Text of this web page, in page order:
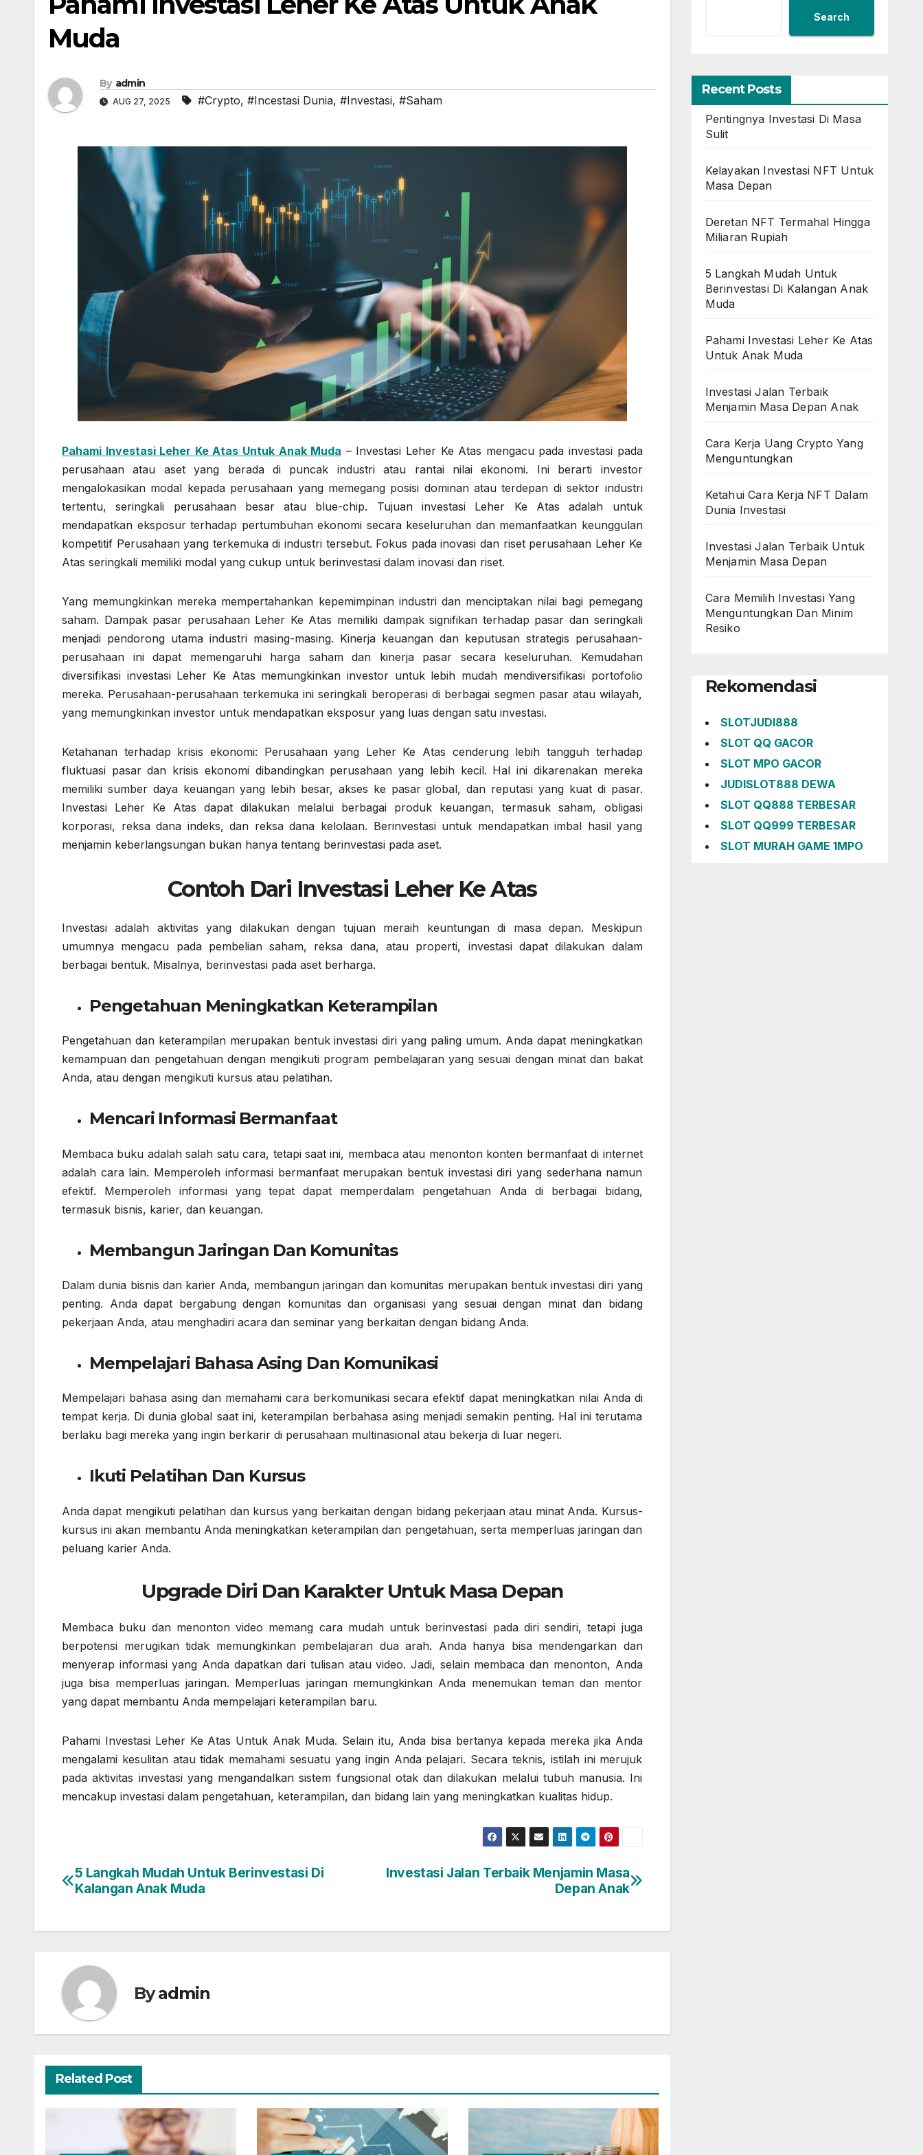
Muda
By admin
AUG 27, 2025 #Crypto, #Incestasi Dunia, #Investasi, #Saham
Pahami Investasi Leher Ke Atas Untuk Anak Muda – Investasi Leher Ke Atas mengacu pada investasi pada
perusahaan atau aset yang berada di puncak industri atau rantai nilai ekonomi. Ini berarti investor
mengalokasikan modal kepada perusahaan yang memegang posisi dominan atau terdepan di sektor industri
tertentu, seringkali perusahaan besar atau blue-chip. Tujuan investasi Leher Ke Atas adalah untuk
mendapatkan eksposur terhadap pertumbuhan ekonomi secara keseluruhan dan memanfaatkan keunggulan
kompetitif Perusahaan yang terkemuka di industri tersebut. Fokus pada inovasi dan riset perusahaan Leher Ke
Atas seringkali memiliki modal yang cukup untuk berinvestasi dalam inovasi dan riset.
Yang memungkinkan mereka mempertahankan kepemimpinan industri dan menciptakan nilai bagi pemegang
saham. Dampak pasar perusahaan Leher Ke Atas memiliki dampak signifikan terhadap pasar dan seringkali
menjadi pendorong utama industri masing-masing. Kinerja keuangan dan keputusan strategis perusahaan-
perusahaan ini dapat memengaruhi harga saham dan kinerja pasar secara keseluruhan. Kemudahan
diversifikasi investasi Leher Ke Atas memungkinkan investor untuk lebih mudah mendiversifikasi portofolio
mereka. Perusahaan-perusahaan terkemuka ini seringkali beroperasi di berbagai segmen pasar atau wilayah,
yang memungkinkan investor untuk mendapatkan eksposur yang luas dengan satu investasi.
Ketahanan terhadap krisis ekonomi: Perusahaan yang Leher Ke Atas cenderung lebih tangguh terhadap
fluktuasi pasar dan krisis ekonomi dibandingkan perusahaan yang lebih kecil. Hal ini dikarenakan mereka
memiliki sumber daya keuangan yang lebih besar, akses ke pasar global, dan reputasi yang kuat di pasar.
Investasi Leher Ke Atas dapat dilakukan melalui berbagai produk keuangan, termasuk saham, obligasi
korporasi, reksa dana indeks, dan reksa dana kelolaan. Berinvestasi untuk mendapatkan imbal hasil yang
menjamin keberlangsungan bukan hanya tentang berinvestasi pada aset.
Contoh Dari Investasi Leher Ke Atas
Investasi adalah aktivitas yang dilakukan dengan tujuan meraih keuntungan di masa depan. Meskipun
umumnya mengacu pada pembelian saham, reksa dana, atau properti, investasi dapat dilakukan dalam
berbagai bentuk. Misalnya, berinvestasi pada aset berharga.
Pengetahuan Meningkatkan Keterampilan
Pengetahuan dan keterampilan merupakan bentuk investasi diri yang paling umum. Anda dapat meningkatkan
kemampuan dan pengetahuan dengan mengikuti program pembelajaran yang sesuai dengan minat dan bakat
Anda, atau dengan mengikuti kursus atau pelatihan.
Mencari Informasi Bermanfaat
Membaca buku adalah salah satu cara, tetapi saat ini, membaca atau menonton konten bermanfaat di internet
adalah cara lain. Memperoleh informasi bermanfaat merupakan bentuk investasi diri yang sederhana namun
efektif. Memperoleh informasi yang tepat dapat memperdalam pengetahuan Anda di berbagai bidang,
termasuk bisnis, karier, dan keuangan.
Membangun Jaringan Dan Komunitas
Dalam dunia bisnis dan karier Anda, membangun jaringan dan komunitas merupakan bentuk investasi diri yang
penting. Anda dapat bergabung dengan komunitas dan organisasi yang sesuai dengan minat dan bidang
pekerjaan Anda, atau menghadiri acara dan seminar yang berkaitan dengan bidang Anda.
Mempelajari Bahasa Asing Dan Komunikasi
Mempelajari bahasa asing dan memahami cara berkomunikasi secara efektif dapat meningkatkan nilai Anda di
tempat kerja. Di dunia global saat ini, keterampilan berbahasa asing menjadi semakin penting. Hal ini terutama
berlaku bagi mereka yang ingin berkarir di perusahaan multinasional atau bekerja di luar negeri.
Ikuti Pelatihan Dan Kursus
Anda dapat mengikuti pelatihan dan kursus yang berkaitan dengan bidang pekerjaan atau minat Anda. Kursus-
kursus ini akan membantu Anda meningkatkan keterampilan dan pengetahuan, serta memperluas jaringan dan
peluang karier Anda.
Upgrade Diri Dan Karakter Untuk Masa Depan
Membaca buku dan menonton video memang cara mudah untuk berinvestasi pada diri sendiri, tetapi juga
berpotensi merugikan tidak memungkinkan pembelajaran dua arah. Anda hanya bisa mendengarkan dan
menyerap informasi yang Anda dapatkan dari tulisan atau video. Jadi, selain membaca dan menonton, Anda
juga bisa memperluas jaringan. Memperluas jaringan memungkinkan Anda menemukan teman dan mentor
yang dapat membantu Anda mempelajari keterampilan baru.
Pahami Investasi Leher Ke Atas Untuk Anak Muda. Selain itu, Anda bisa bertanya kepada mereka jika Anda
mengalami kesulitan atau tidak memahami sesuatu yang ingin Anda pelajari. Secara teknis, istilah ini merujuk
pada aktivitas investasi yang mengandalkan sistem fungsional otak dan dilakukan melalui tubuh manusia. Ini
mencakup investasi dalam pengetahuan, keterampilan, dan bidang lain yang meningkatkan kualitas hidup.
Post
Investasi Jalan Terbaik Menjamin Masa
Depan Anak
5 Langkah Mudah Untuk Berinvestasi Di
Kalangan Anak Muda
Byadmin
Related Post
Search
Recent Posts
Pentingnya Investasi Di Masa
Sulit
Kelayakan Investasi NFT Untuk
Masa Depan
Deretan NFT Termahal Hingga
Miliaran Rupiah
5 Langkah Mudah Untuk
Berinvestasi Di Kalangan Anak
Muda
Pahami Investasi Leher Ke Atas
Untuk Anak Muda
Investasi Jalan Terbaik
Menjamin Masa Depan Anak
Cara Kerja Uang Crypto Yang
Menguntungkan
Ketahui Cara Kerja NFT Dalam
Dunia Investasi
Investasi Jalan Terbaik Untuk
Menjamin Masa Depan
Cara Memilih Investasi Yang
Menguntungkan Dan Minim
Resiko
Rekomendasi
SLOTJUDI888
SLOT QQ GACOR
SLOT MPO GACOR
JUDISLOT888 DEWA
SLOT QQ888 TERBESAR
SLOT QQ999 TERBESAR
SLOT MURAH GAME 1MPO